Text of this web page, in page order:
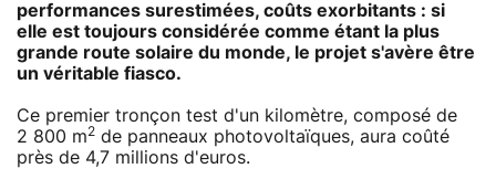
performances surestimées, coûts exorbitants : si
elle est toujours considérée comme étant la plus
grande route solaire du monde, le projet s'avère être
un véritable fiasco.
Ce premier tronçon test d'un kilomètre, composé de
2 800 m2 de panneaux photovoltaïques, aura coûté
près de 4,7 millions d'euros.